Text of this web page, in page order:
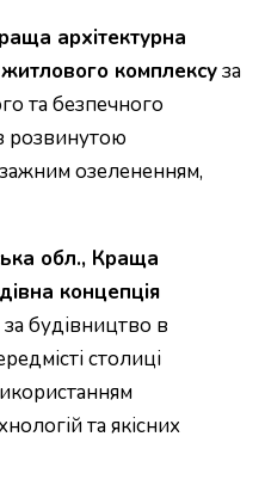
архітектурна
комплексуза
та безпечного
розвинутою
озелененням,
обл., Краща
концепція
за будівництво в
столиці
та якісних